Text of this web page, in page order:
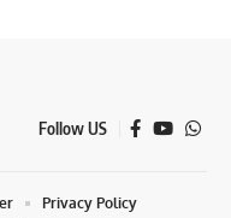
Follow US
Privacy Policy